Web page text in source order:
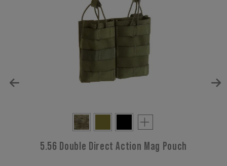
5.56 Double Direct Action Mag Pouch